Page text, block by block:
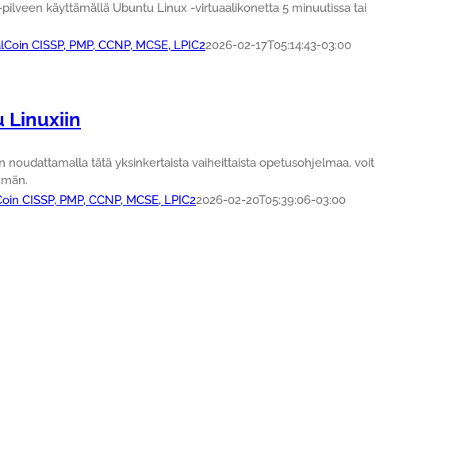
käyttämällä Ubuntu Linux -virtuaalikonetta 5 minuutissa tai
CISSP, PMP, CCNP, MCSE, LPIC22026-02-17T05:14:43-03:00
Linuxiin
noudattamalla tätä yksinkertaista vaiheittaista opetusohjelmaa, voit
CISSP, PMP, CCNP, MCSE, LPIC22026-02-20T05:39:06-03:00